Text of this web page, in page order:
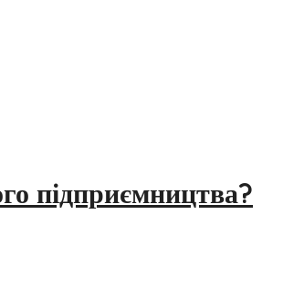
підприємництва?